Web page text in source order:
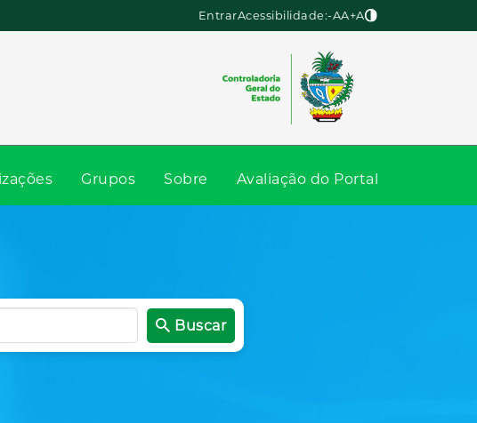
EntrarAcessibilidade:-AA+A
Grupos Sobre Avaliação do Portal
Buscar